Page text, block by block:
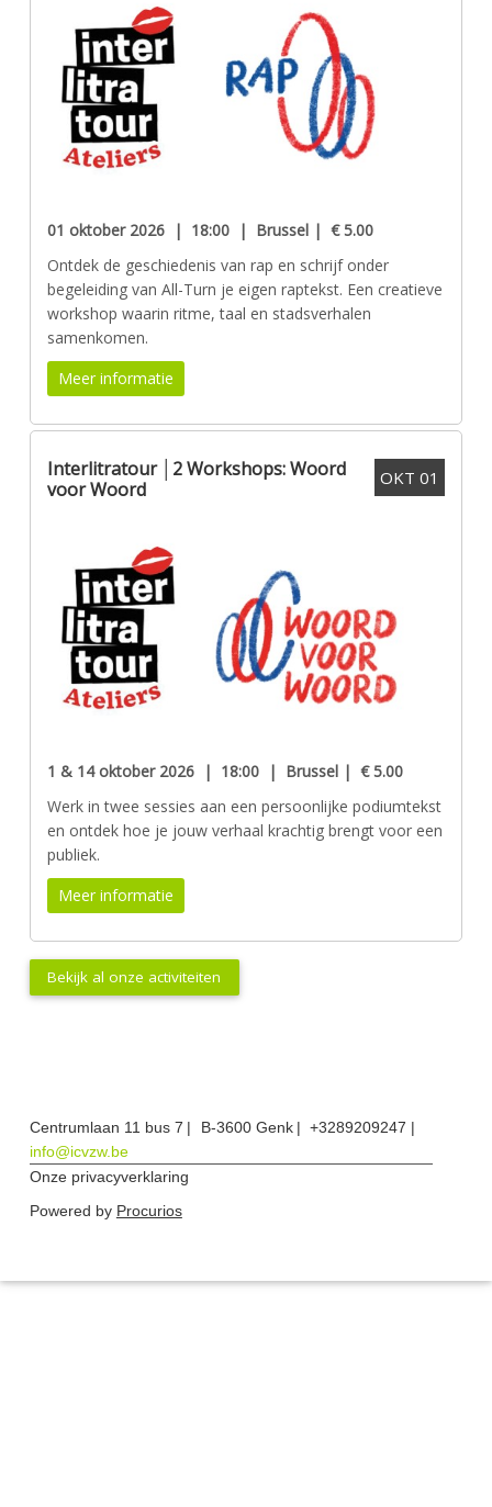
01 oktober 2026 | 18:00 | Brussel | € 5.00
Ontdek de geschiedenis van rap en schrijf onder
begeleiding van All-Turn je eigen raptekst. Een creatieve
workshop waarin ritme, taal en stadsverhalen
samenkomen.
Meer informatie
OKT 01
Interlitratour │2 Workshops: Woord
voor Woord
1 & 14 oktober 2026 | 18:00 | Brussel | € 5.00
Werk in twee sessies aan een persoonlijke podiumtekst
en ontdek hoe je jouw verhaal krachtig brengt voor een
publiek.
Meer informatie
Bekijk al onze activiteiten
Centrumlaan 11 bus 7 B-3600 Genk
+3289209247
info@icvzw.be
Onze privacyverklaring
Powered by Procurios